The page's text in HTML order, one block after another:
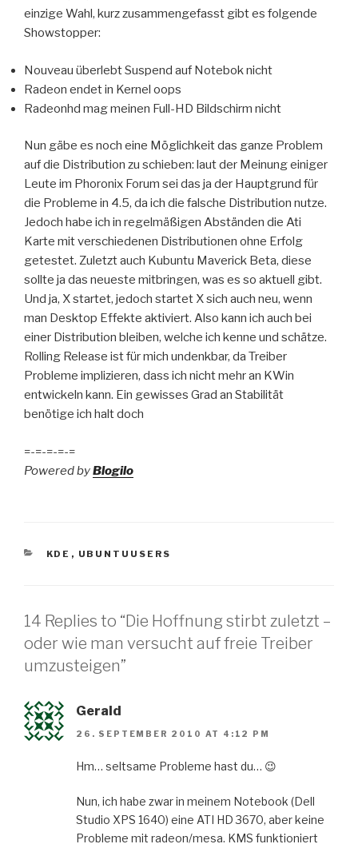
einzige Wahl, kurz zusammengefasst gibt es folgende
Showstopper:
Nouveau überlebt Suspend auf Notebok nicht
Radeon endet in Kernel oops
Radeonhd mag meinen Full-HD Bildschirm nicht
Nun gäbe es noch eine Möglichkeit das ganze Problem
auf die Distribution zu schieben: laut der Meinung einiger
Leute im Phoronix Forum sei das ja der Hauptgrund für
die Probleme in 4.5, da ich die falsche Distribution nutze.
Jedoch habe ich in regelmäßigen Abständen die Ati
Karte mit verschiedenen Distributionen ohne Erfolg
getestet. Zuletzt auch Kubuntu Maverick Beta, diese
sollte ja das neueste mitbringen, was es so aktuell gibt.
Und ja, X startet, jedoch startet X sich auch neu, wenn
man Desktop Effekte aktiviert. Also kann ich auch bei
einer Distribution bleiben, welche ich kenne und schätze.
Rolling Release ist für mich undenkbar, da Treiber
Probleme implizieren, dass ich nicht mehr an KWin
entwickeln kann. Ein gewisses Grad an Stabilität
benötige ich halt doch
=-=-=-=-=
Powered byBlogilo
CATEGORIES
KDE , UBUNTUUSERS
14 Replies to “Die Hoffnung stirbt zuletzt –
oder wie man versucht auf freie Treiber
umzusteigen”
Gerald
26. SEPTEMBER 2010 AT 4:12 PM
Hm… seltsame Probleme hast du… 😉
Nun, ich habe zwar in meinem Notebook (Dell
Studio XPS 1640) eine ATI HD 3670, aber keine
Probleme mit radeon/mesa. KMS funktioniert